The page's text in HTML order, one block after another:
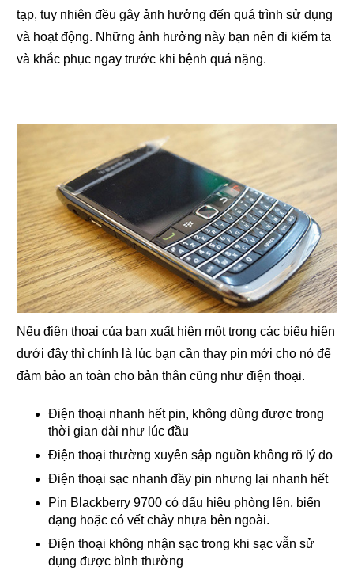
tạp, tuy nhiên đều gây ảnh hưởng đến quá trình sử dụng
và hoạt động. Những ảnh hưởng này bạn nên đi kiểm ta
và khắc phục ngay trước khi bệnh quá nặng.
Nếu điện thoại của bạn xuất hiện một trong các biểu hiện
dưới đây thì chính là lúc bạn cần thay pin mới cho nó để
đảm bảo an toàn cho bản thân cũng như điện thoại.
Điện thoại nhanh hết pin, không dùng được trong
thời gian dài như lúc đầu
Điện thoại thường xuyên sập nguồn không rõ lý do
Điện thoại sạc nhanh đầy pin nhưng lại nhanh hết
Pin Blackberry 9700 có dấu hiệu phòng lên, biến
dạng hoặc có vết chảy nhựa bên ngoài.
Điện thoại không nhận sạc trong khi sạc vẫn sử
dụng được bình thường